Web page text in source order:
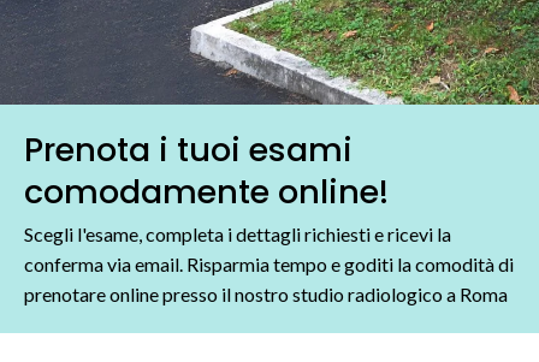
Prenota i tuoi esami
comodamente online!
Scegli l'esame, completa i dettagli richiesti e ricevi la
conferma via email. Risparmia tempo e goditi la comodità di
prenotare online presso il nostro studio radiologico a Roma